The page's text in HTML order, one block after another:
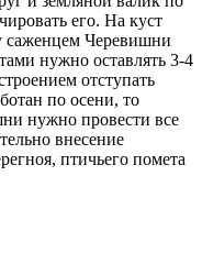
его. На куст
Черевишни
нужно оставлять 3-4
отступать
по осени, то
нужно провести все
внесение
птичьего помета